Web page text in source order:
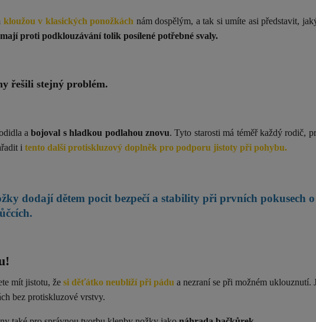
kloužou v klasických ponožkách nám dospělým, a tak si umíte asi představit,
proti podklouzávání tolik posílené potřebné svaly.
řešili stejný problém.
abojoval s hladkou podlahou znovu. Tyto starosti má téměř každý rodič,
i tento další protiskluzový doplněk pro podporu jistoty při pohybu.
dodajídětem pocit bezpečí a stability při prvních pokusech
mít jistotu, že si děťátko neublíží při pádu a nezraní se při možném uklouznutí.
bez protiskluzové vrstvy.